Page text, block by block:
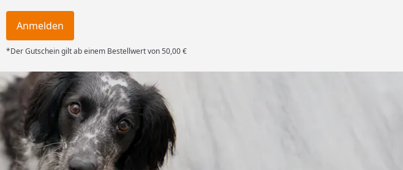
Anmelden
*Der Gutschein gilt ab einem Bestellwert von 50,00 €
Versand